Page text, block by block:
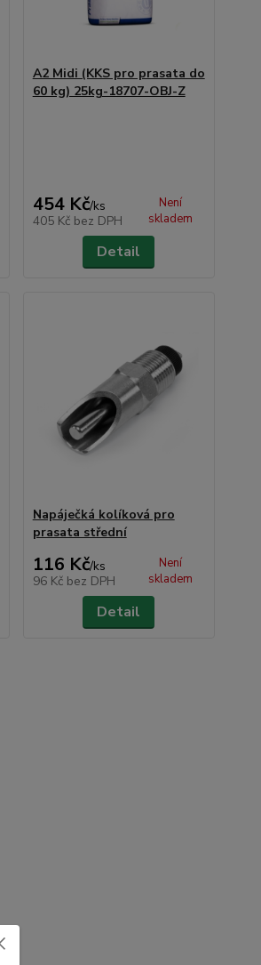
A2 Midi (KKS pro prasata do
60 kg) 25kg-18707-OBJ-Z
454 Kč/ks
405 Kč bez DPH
Není
skladem
Detail
Napáječká kolíková pro
prasata střední
116 Kč/ks
96 Kč bez DPH
Není
skladem
Detail